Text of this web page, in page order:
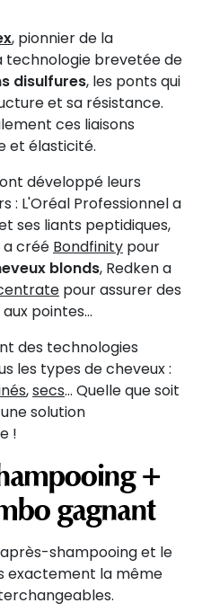
, pionnier de la
technologie brevetée de
disulfures, les ponts qui
et sa résistance.
ces liaisons
et élasticité.
développé leurs
: L'Oréal Professionnel a
ses liants peptidiques,
a créé Bondfinity pour
blonds, Redken a
pour assurer des
pointes...
des technologies
les types de cheveux :
,secs... Quelle que soit
solution
!
+
gagnant
shampooing et le
exactement la même